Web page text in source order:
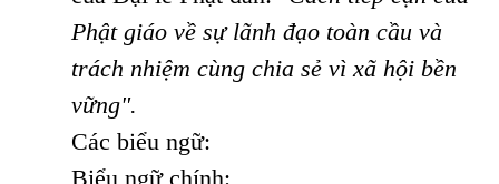
Phật giáo về sự lãnh đạo toàn cầu và
trách nhiệm cùng chia sẻ vì xã hội bền
vững".
Các biểu ngữ:
Biểu ngữ chính: